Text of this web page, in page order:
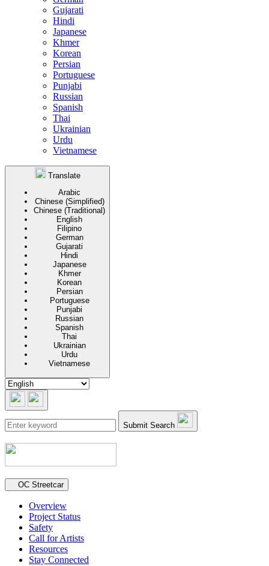
Gujarati
Hindi
Japanese
Khmer
Korean
Persian
Portuguese
Punjabi
Russian
Spanish
Thai
Ukrainian
Urdu
Vietnamese
Translate
Arabic
Chinese (Simplified)
Chinese (Traditional)
English
Filipino
German
Gujarati
Hindi
Japanese
Khmer
Korean
Persian
Portuguese
Punjabi
Russian
Spanish
Thai
Ukrainian
Urdu
Vietnamese
Submit Search
Secondary navigation
OC Streetcar
Overview
Project Status
Safety
Call for Artists
Resources
Stay Connected